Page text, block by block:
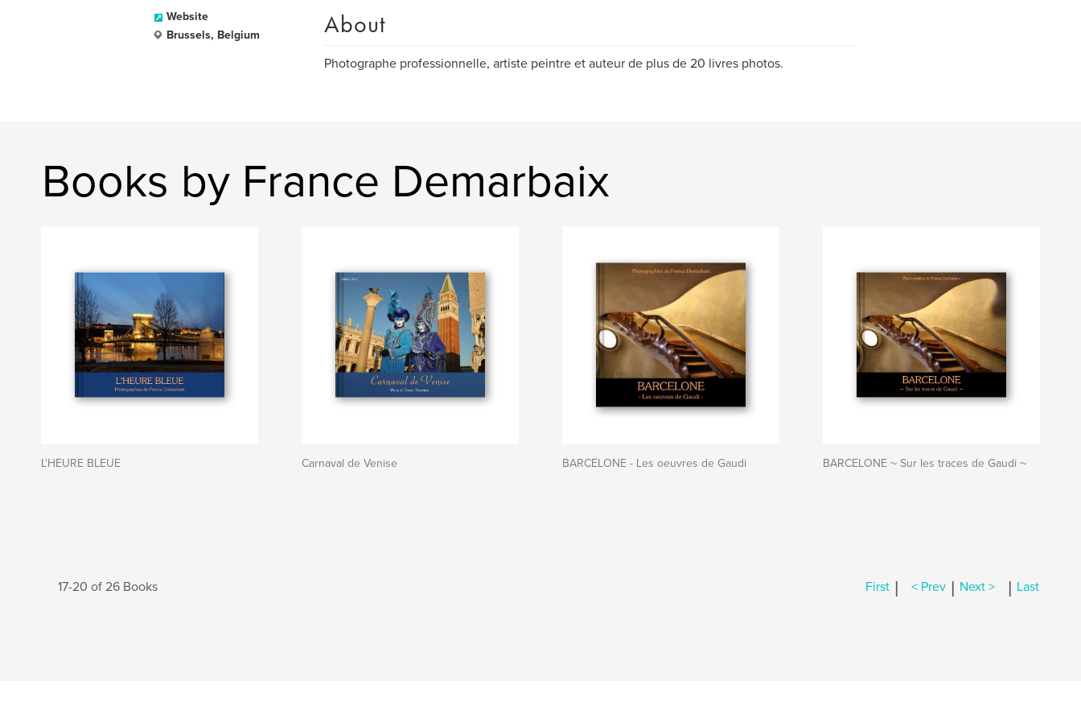
Website
Brussels, Belgium
About
Photographe professionnelle, artiste peintre et auteur de plus de 20 livres photos.
Books by France Demarbaix
L'HEURE BLEUE Carnaval de Venise BARCELONE - Les oeuvres de Gaudi BARCELONE ~ Sur les traces de Gaudi ~
17-20 of 26 Books First | < Prev | Next > | Last